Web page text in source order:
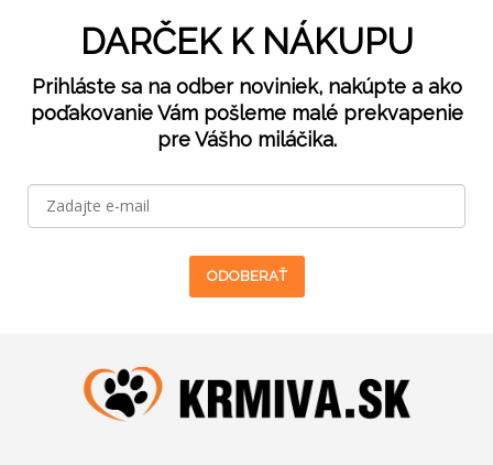
DARČEK K NÁKUPU
Prihláste sa na odber noviniek, nakúpte a ako
poďakovanie Vám pošleme malé prekvapenie
pre Vášho miláčika.
ODOBERAŤ